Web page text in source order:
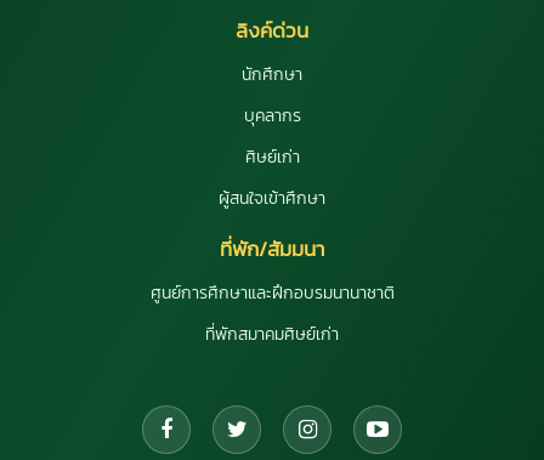
ลิงค์ด่วน
นักศึกษา
บุคลากร
ศิษย์เก่า
ผู้สนใจเข้าศึกษา
ที่พัก/สัมมนา
ศูนย์การศึกษาและฝึกอบรมนานาชาติ
ที่พักสมาคมศิษย์เก่า